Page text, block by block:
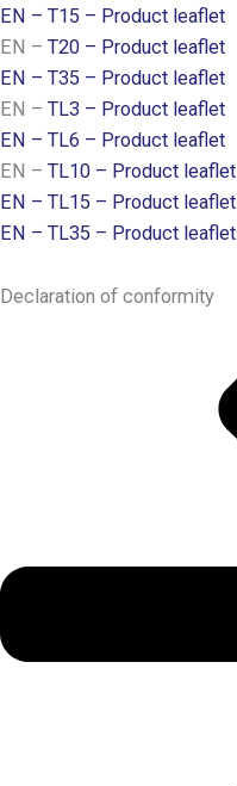
EN – T15 – Product leaflet
EN – T20 – Product leaflet
EN – T35 – Product leaflet
EN – TL3 – Product leaflet
EN – TL6 – Product leaflet
EN – TL10 – Product leaflet
EN – TL15 – Product leaflet
EN – TL35 – Product leaflet
Declaration of conformity